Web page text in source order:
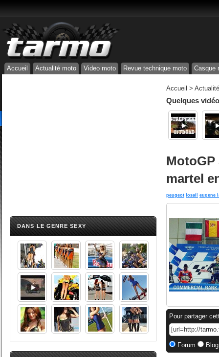
Accueil Actualité moto Video moto Revue technique moto Casque
DANS LE GENRE SEXY
Accueil >
Quelques
MotoGP
martel
peugeot losail eugene
Pour partager
Forum